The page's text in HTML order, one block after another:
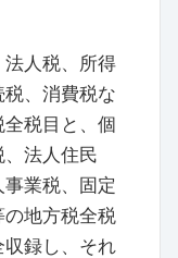
法人税、所得
税、消費税な
全税目と、個
、法人住民
業税、固定
の地方税全税
収録し、それ